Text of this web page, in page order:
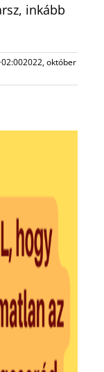
inkább
2022, október